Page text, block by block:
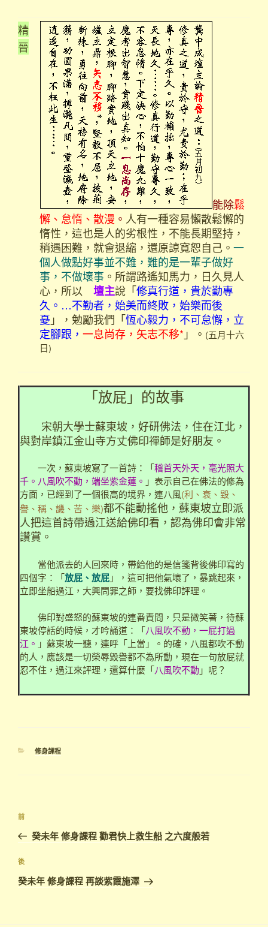
精
晉
能除鬆
懈、怠惰、散漫 。 人有一種容易懶散鬆懈的
惰性，這也是人的劣根性，不能長期堅持，
稍遇困難，就會退縮，還原諒寬恕自己。 一
個人做點好事並不難，難的是一輩子做好
事，不做壞事 。所謂路遙知馬力，日久見人
心，所以 壇主說「修真行道，貴於勤專
久。…不勤者，始美而終敗，始樂而後
憂 」，勉勵我們「恆心毅力，不可怠懈，立
定腳跟， 一息尚存，矢志不移* 」。 (五月十六
日)
「放屁」的故事
宋朝大學士蘇東坡，好研佛法，住在江北，
與對岸鎮江金山寺方丈佛印禪師是好朋友。
一次，蘇東坡寫了一首詩：「稽首天外天，毫光照大
千。八風吹不動，端坐紫金蓮。 」表示自己在佛法的修為
方面，已經到了一個很高的境界，連八風(利、衰、毀、
譽、稱、譏、苦、樂)都不能動搖他，蘇東坡立即派
人把這首詩帶過江送給佛印看，認為佛印會非常
讚賞。
當他派去的人回來時，帶給他的是信箋背後佛印寫的
四個字：「放屁、放屁」，這可把他氣壞了，暴跳起來，
立即坐船過江，大興問罪之師，要找佛印評理。
佛印對盛怒的蘇東坡的連番責問，只是微笑著，待蘇
東坡停話的時候，才吟誦道：「八風吹不動，一屁打過
江。 」蘇東坡一聽，連呼「上當」。的確，八風都吹不動
的人，應該是一切榮辱毀譽都不為所動，現在一句放屁就
忍不住，過江來評理，還算什麼「八風吹不動 」呢？
分
修身課程
文
導
覽
上
一
篇
文
章
前
癸未年 修身課程 勸君快上救生船 之六度般若
下
篇
文
後
癸未年 修身課程 再談紫霞施澤